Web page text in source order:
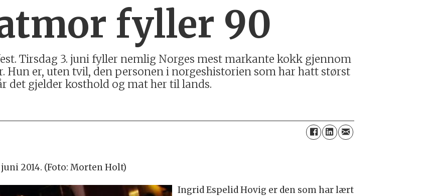
fyller 90
Tirsdag 3. juni fyller nemlig Norges mest markante kokk gjennom
Hun er, uten tvil, den personen i norgeshistorien som har hatt størst
gjelder kosthold og mat her til lands.
2014. (Foto: Morten Holt)
Ingrid Espelid Hovig er den som har lært